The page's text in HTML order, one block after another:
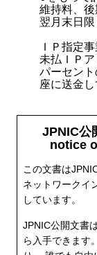
JPNIC公
notice
この文書は
ネットワークイ
しています。
JPNIC公開文書
ら入手できます